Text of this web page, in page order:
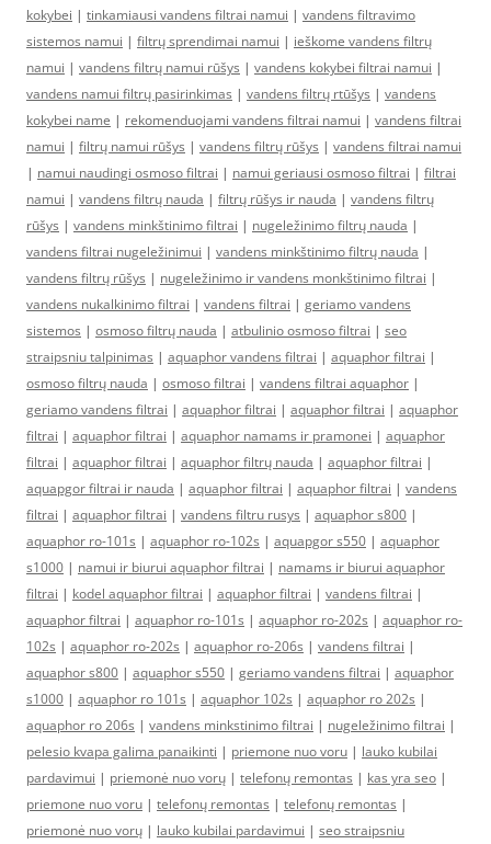
kokybei | tinkamiausi vandens filtrai namui | vandens filtravimo
sistemos namui | filtrų sprendimai namui | ieškome vandens filtrų
namui | vandens filtrų namui rūšys | vandens kokybei filtrai namui |
vandens namui filtrų pasirinkimas | vandens filtrų rtūšys | vandens
kokybei name | rekomenduojami vandens filtrai namui | vandens filtrai
namui | filtrų namui rūšys | vandens filtrų rūšys | vandens filtrai namui
| namui naudingi osmoso filtrai | namui geriausi osmoso filtrai | filtrai
namui | vandens filtrų nauda | filtrų rūšys ir nauda | vandens filtrų
rūšys | vandens minkštinimo filtrai | nugeležinimo filtrų nauda |
vandens filtrai nugeležinimui | vandens minkštinimo filtrų nauda |
vandens filtrų rūšys | nugeležinimo ir vandens monkštinimo filtrai |
vandens nukalkinimo filtrai | vandens filtrai | geriamo vandens
sistemos | osmoso filtrų nauda | atbulinio osmoso filtrai | seo
straipsniu talpinimas | aquaphor vandens filtrai | aquaphor filtrai |
osmoso filtrų nauda | osmoso filtrai | vandens filtrai aquaphor |
geriamo vandens filtrai | aquaphor filtrai | aquaphor filtrai | aquaphor
filtrai | aquaphor filtrai | aquaphor namams ir pramonei | aquaphor
filtrai | aquaphor filtrai | aquaphor filtrų nauda | aquaphor filtrai |
aquapgor filtrai ir nauda | aquaphor filtrai | aquaphor filtrai | vandens
filtrai | aquaphor filtrai | vandens filtru rusys | aquaphor s800 |
aquaphor ro-101s | aquaphor ro-102s | aquapgor s550 | aquaphor
s1000 | namui ir biurui aquaphor filtrai | namams ir biurui aquaphor
filtrai | kodel aquaphor filtrai | aquaphor filtrai | vandens filtrai |
aquaphor filtrai | aquaphor ro-101s | aquaphor ro-202s | aquaphor ro-
102s | aquaphor ro-202s | aquaphor ro-206s | vandens filtrai |
aquaphor s800 | aquaphor s550 | geriamo vandens filtrai | aquaphor
s1000 | aquaphor ro 101s | aquaphor 102s | aquaphor ro 202s |
aquaphor ro 206s | vandens minkstinimo filtrai | nugeležinimo filtrai |
pelesio kvapa galima panaikinti | priemone nuo voru | lauko kubilai
pardavimui | priemonė nuo vorų | telefonų remontas | kas yra seo |
priemone nuo voru | telefonų remontas | telefonų remontas |
priemonė nuo vorų | lauko kubilai pardavimui | seo straipsniu